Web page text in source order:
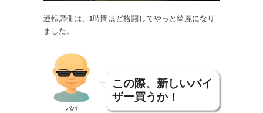
運転席側は、1時間ほど格闘してやっと綺麗になり
ました。
パパ
この際、新しいバイ
ザー買うか！